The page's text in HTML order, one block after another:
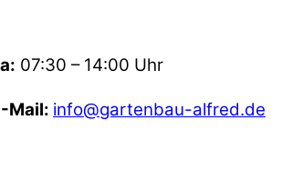
07:30 – 14:00 Uhr
Mail: info@gartenbau-alfred.de